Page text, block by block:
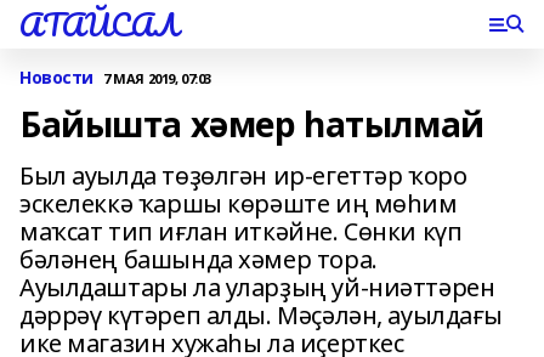
АТАЙСАЛ
Новости 7 МАЯ 2019, 07:03
Байышта хәмер һатылмай
Был ауылда төҙөлгән ир-егеттәр ҡоро
эскелеккә ҡаршы көрәште иң мөһим
маҡсат тип иғлан иткәйне. Сөнки күп
бәләнең башында хәмер тора.
Ауылдаштары ла уларҙың уй-ниәттәрен
дәррәү күтәреп алды. Мәҫәлән, ауылдағы
ике магазин хужаһы ла иҫерткес